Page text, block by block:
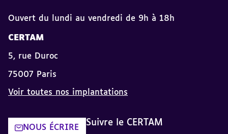
Ouvert du lundi au vendredi de 9h à 18h
CERTAM
5, rue Duroc
75007 Paris
Voir toutes nos implantations
NOUS ÉCRIRE
Suivre le CERTAM